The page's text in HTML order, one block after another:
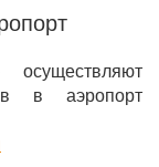
осуществляют
в аэропорт